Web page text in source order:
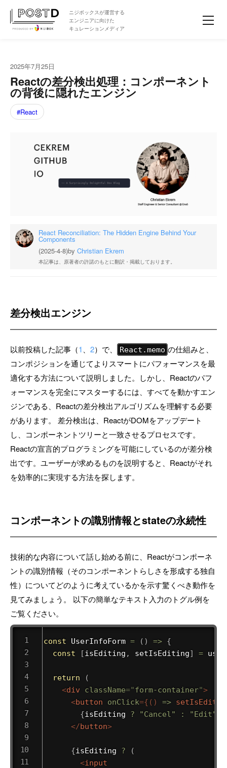
ニジボックスが運営する
エンジニアに向けた
キュレーションメディア
2025年7月25日
Reactの差分検出処理：コンポーネント
の背後に隠れたエンジン
React
React Reconciliation: The Hidden Engine Behind Your
Components
(2025-4-8)by Christian Ekrem
本記事は、原著者の許諾のもとに翻訳・掲載しております。
差分検出エンジン
以前投稿した記事（1 2）で、 React.memo の仕組みと、
コンポジションを通じてよりスマートにパフォーマンスを最
適化する方法について説明しました。しかし、Reactのパフ
ォーマンスを完全にマスターするには、すべてを動かすエン
ジンである、Reactの差分検出アルゴリズムを理解する必要
があります。 差分検出は、ReactがDOMをアップデート
し、コンポーネントツリーと一致させるプロセスです。
Reactの宣言的プログラミングを可能にしているのが差分検
出です。ユーザーが求めるものを説明すると、Reactがそれ
を効率的に実現する方法を探します。
コンポーネントの識別情報とstateの永続性
技術的な内容について話し始める前に、Reactがコンポーネ
ントの識別情報（そのコンポーネントらしさを形成する独自
性）についてどのように考えているかを示す驚くべき動作を
見てみましょう。 以下の簡単なテキスト入力のトグル例を
ご覧ください。
const UserInfoForm = ( ) => {
const
[isEditing , setIsEditing] =
return
(
<div className="form-container">
<button onClick={ ( ) =>
{isEditing ? "Cancel" : "Edit"
</button>
{isEditing ?
(
<input